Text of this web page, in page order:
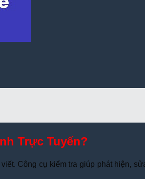
Trực Tuyến?
Công cụ kiểm tra giúp phát hiện,